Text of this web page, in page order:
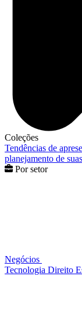
Coleções
Tendências de
planejamento de
Por setor
Negócios
Tecnologia Direito